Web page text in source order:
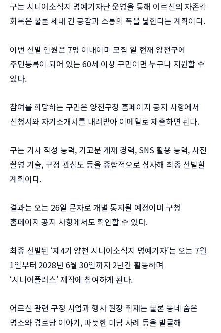
구는 시니어소식지 명예기자단 운영을 통해 어르신의 자존감
회복은 물론 세대 간 공감과 소통의 폭을 넓힌다는 계획이다.
이번 선발 인원은 7명 이내이며 모집 일 현재 양천구에
주민등록이 되어 있는 60세 이상 구민이면 누구나 지원할 수
있다.
참여를 희망하는 구민은 양천구청 홈페이지 공지 사항에서
신청서와 자기소개서를 내려받아 이메일로 제출하면 된다.
구는 기사 작성 능력, 기고문 게재 경력, SNS 활용 능력, 사진
촬영 기술, 구정 관심도 등을 종합적으로 심사해 최종 선발할
계획이다.
결과는 오는 26일 문자로 개별 통지될 예정이며 구청
홈페이지 공지 사항에서도 확인할 수 있다.
최종 선발된 ‘제4기 양천 시니어소식지 명예기자’는 오는 7월
1일부터 2028년 6월 30일까지 2년간 활동하며
‘시니어플러스’ 제작에 참여하게 된다.
어르신 관련 구정 사업과 행사 현장 취재는 물론 동네 숨은
명소와 경로당 이야기, 따뜻한 미담 사례 등을 발굴해